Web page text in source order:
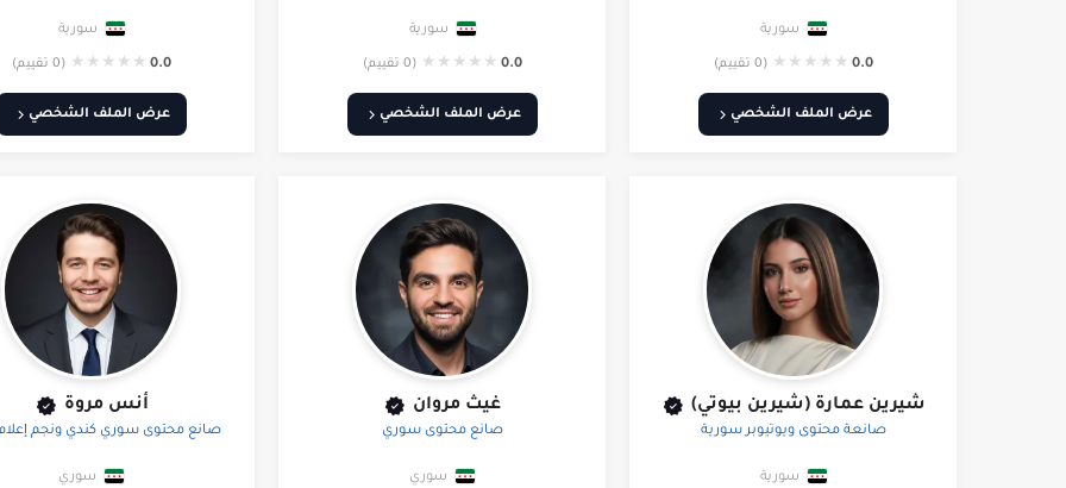
سورية
0.0
★
★
★
★
★ (0 تقييم)
عرض الملف الشخصي
سورية
0.0
★
★
★
★
★ (0 تقييم)
عرض الملف الشخصي
سورية
0.0
★
★
★
★
★ (0 تقييم)
عرض الملف الشخصي
شيرين عمارة (شيرين بيوتي)
صانعة محتوى ويوتيوبر سورية
سورية
غيث مروان
صانع محتوى سوري
سوري
أنس مروة
صانع محتوى سوري كندي ونجم
سوري